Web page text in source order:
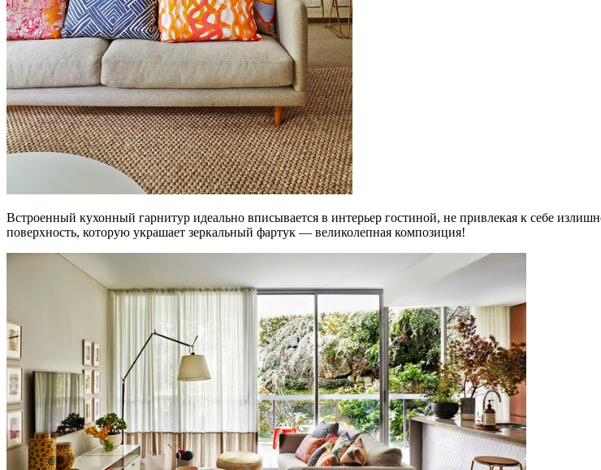
Встроенный кухонный гарнитур идеально вписывается в интерьер гостиной, не привлекая к себе
поверхность, которую украшает зеркальный фартук — великолепная композиция!